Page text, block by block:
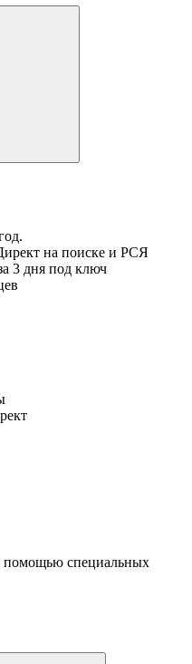
на поиске и РСЯ
3 дня под ключ
помощью специальных